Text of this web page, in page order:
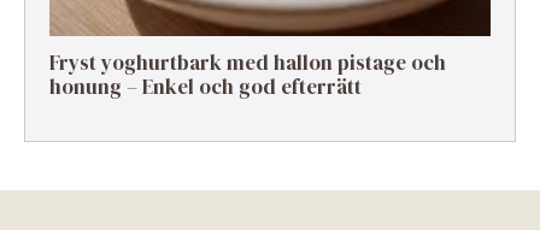
Fryst yoghurtbark med hallon pistage och
honung – Enkel och god efterrätt